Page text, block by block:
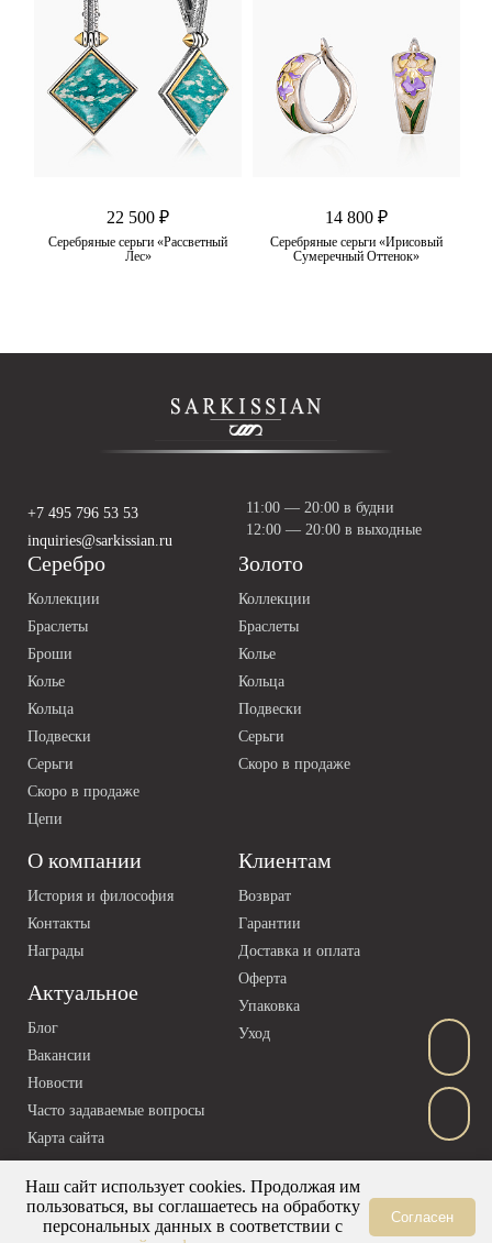
22 500 ₽
Серебряные серьги «Рассветный
Лес»
14 800 ₽
Серебряные серьги «Ирисовый
Сумеречный Оттенок»
О компании
История и философия
Контакты
Награды
Актуальное
Блог
Вакансии
Новости
Часто задаваемые вопросы
Карта сайта
Клиентам
Возврат
Гарантии
Доставка и оплата
Оферта
Упаковка
Уход
Серебро
Коллекции
Браслеты
Броши
Колье
Кольца
Подвески
Серьги
Скоро в продаже
Цепи
Золото
Коллекции
Браслеты
Колье
Кольца
Подвески
Серьги
Скоро в продаже
+7 495 796 53 53
inquiries@sarkissian.ru
11:00 — 20:00 в будни
12:00 — 20:00 в выходные
Наш сайт использует cookies. Продолжая им
пользоваться, вы соглашаетесь на обработку
персональных данных в соответствии с
Согласен